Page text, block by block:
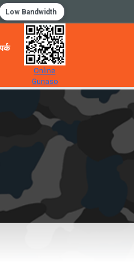
Low Bandwidth
Online
Gunaso